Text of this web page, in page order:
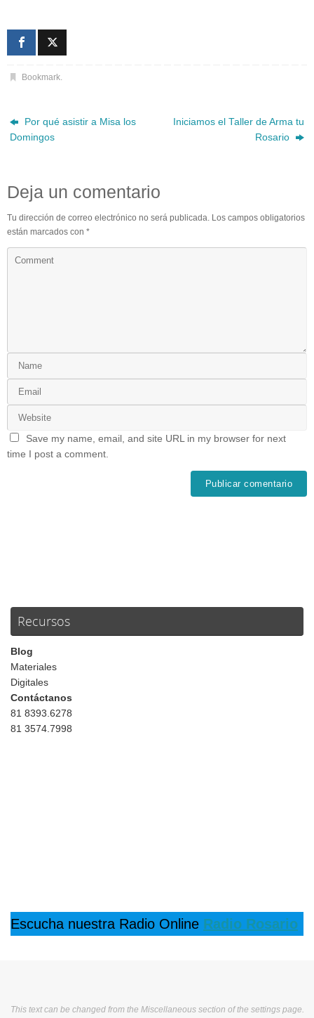
Bookmark.
Por qué asistir a Misa los
Domingos
Iniciamos el Taller de Arma tu
Rosario
Deja un comentario
Tu dirección de correo electrónico no será publicada. Los campos obligatorios
están marcados con *
Save my name, email, and site URL in my browser for next
time I post a comment.
Recursos
Blog
Materiales
Digitales
Contáctanos
81 8393.6278
81 3574.7998
Escucha nuestra Radio Online Radio Rosario
This text can be changed from the Miscellaneous section of the settings page.